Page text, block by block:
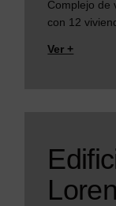
Complejo de
con 12
Ver +